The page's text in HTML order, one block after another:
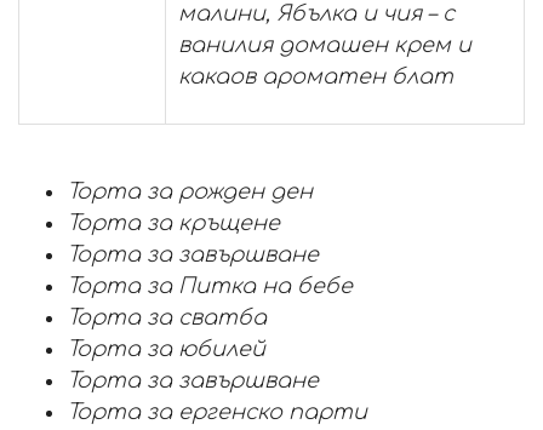
малини, Ябълка и чия – с
ванилия домашен крем и
какаов ароматен блат
Торта за рожден ден
Торта за кръщене
Торта за завършване
Торта за Питка на бебе
Торта за сватба
Торта за юбилей
Торта за завършване
Торта за ергенско парти